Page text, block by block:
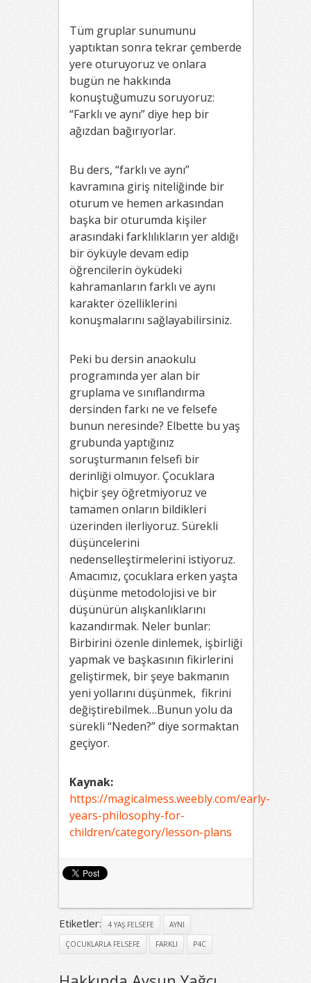
Tüm gruplar sunumunu
yaptıktan sonra tekrar çemberde
yere oturuyoruz ve onlara
bugün ne hakkında
konuştuğumuzu soruyoruz:
“Farklı ve aynı” diye hep bir
ağızdan bağırıyorlar.
Bu ders, “farklı ve aynı”
kavramına giriş niteliğinde bir
oturum ve hemen arkasından
başka bir oturumda kişiler
arasındaki farklılıkların yer aldığı
bir öyküyle devam edip
öğrencilerin öyküdeki
kahramanların farklı ve aynı
karakter özelliklerini
konuşmalarını sağlayabilirsiniz.
Peki bu dersin anaokulu
programında yer alan bir
gruplama ve sınıflandırma
dersinden farkı ne ve felsefe
bunun neresinde? Elbette bu yaş
grubunda yaptığınız
soruşturmanın felsefi bir
derinliği olmuyor. Çocuklara
hiçbir şey öğretmiyoruz ve
tamamen onların bildikleri
üzerinden ilerliyoruz. Sürekli
düşüncelerini
nedenselleştirmelerini istiyoruz.
Amacımız, çocuklara erken yaşta
düşünme metodolojisi ve bir
düşünürün alışkanlıklarını
kazandırmak. Neler bunlar:
Birbirini özenle dinlemek, işbirliği
yapmak ve başkasının fikirlerini
geliştirmek, bir şeye bakmanın
yeni yollarını düşünmek, fikrini
değiştirebilmek…Bunun yolu da
sürekli “Neden?” diye sormaktan
geçiyor.
Kaynak:
https://magicalmess.weebly.com/early-
years-philosophy-for-
children/category/lesson-plans
Etiketler: 4 YAŞ FELSEFE
AYNI
ÇOCUKLARLA FELSEFE
FARKLI P4C